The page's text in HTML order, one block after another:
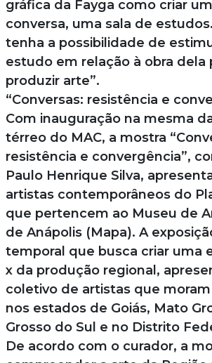
gráfica da Fayga como criar
conversa, uma sala de
tenha a possibilidade de
estudo em relação à obra dela
produzir arte”.
“Conversas: resistência e
Com inauguração na mesma
térreo do MAC, a mostra
resistência e convergência”,
Paulo Henrique Silva,
artistas contemporâneos do
que pertencem ao Museu de
de Anápolis (Mapa). A
temporal que busca criar uma
x da produção regional,
coletivo de artistas que
nos estados de Goiás, Mato
Grosso do Sul e no Distrito
De acordo com o curador, a